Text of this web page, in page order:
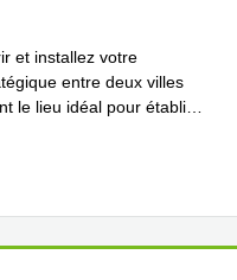
et installez votre
entre deux villes
le lieu idéal pour établir